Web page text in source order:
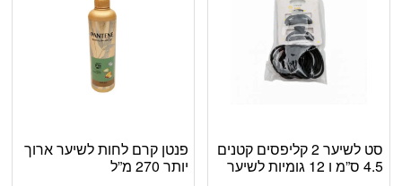
סט לשיער 2 קליפסים קטנים
4.5 ס”מ ו 12 גומיות לשיער
פנטן קרם לחות לשיער ארוך
יותר 270 מ”ל